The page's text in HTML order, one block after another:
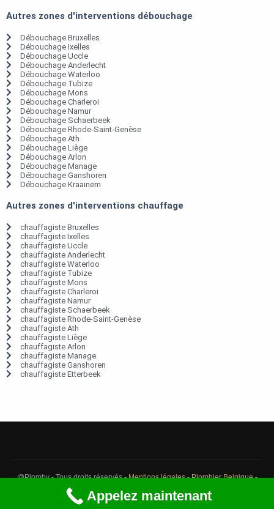
Autres zones d'interventions débouchage
Débouchage Bruxelles
Débouchage Ixelles
Débouchage Uccle
Débouchage Anderlecht
Débouchage Waterloo
Débouchage Tubize
Débouchage Mons
Débouchage Charleroi
Débouchage Namur
Débouchage Schaerbeek
Débouchage Rhode-Saint-Genèse
Débouchage Ath
Débouchage Liège
Débouchage Arlon
Débouchage Manage
Débouchage Ganshoren
Débouchage Kraainem
Autres zones d'interventions chauffage
chauffagiste Bruxelles
chauffagiste Ixelles
chauffagiste Uccle
chauffagiste Anderlecht
chauffagiste Waterloo
chauffagiste Tubize
chauffagiste Mons
chauffagiste Charleroi
chauffagiste Namur
chauffagiste Schaerbeek
chauffagiste Rhode-Saint-Genèse
chauffagiste Ath
chauffagiste Liège
chauffagiste Arlon
chauffagiste Manage
chauffagiste Ganshoren
chauffagiste Etterbeek
@Plomby - Tous droits réservés -Mentions légales-Plombier Belgique-
Débouchage Belgique
Appelez maintenant